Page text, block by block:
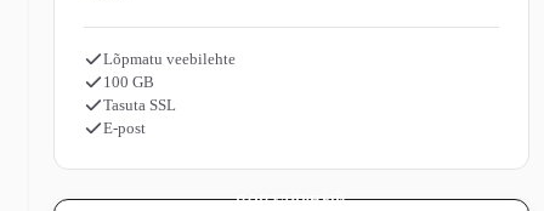
Lõpmatu veebilehte
100 GB
Tasuta SSL
E-post
ПОПУЛЯРНЫЙ